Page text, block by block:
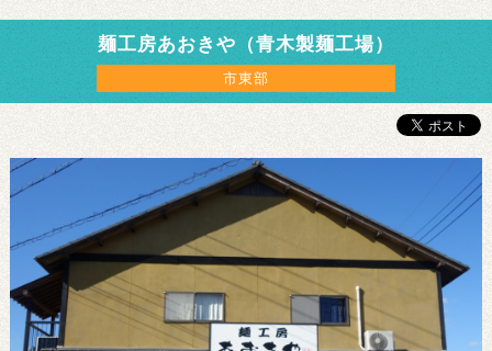
麺工房あおきや（青木製麺工場）
市東部